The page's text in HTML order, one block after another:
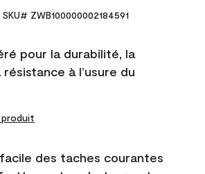
SKU# ZWB100000002184591
pour la durabilité, la
à l’usure du
produit
des taches courantes